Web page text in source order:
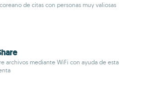
de citas con personas muy valiosas
archivos mediante WiFi con ayuda de esta